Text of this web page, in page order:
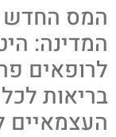
המס
לרופאים
בריאות
העצמאיים